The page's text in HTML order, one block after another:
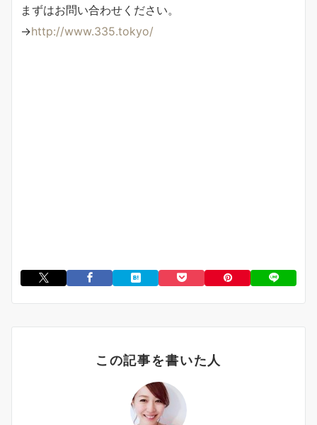
まずはお問い合わせください。
→http://www.335.tokyo/
この記事を書いた人